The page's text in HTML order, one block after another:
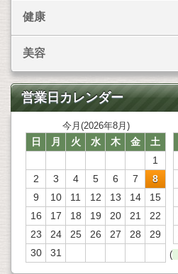
健康
美容
営業日カレンダー
今月(2026年8月)
日 月 火 水 木 金
土
1
2
3 4 5 6 7
8
9
10 11 12 13 14
15
16
17 18 19 20 21
22
23
24 25 26 27 28
29
30
31 (